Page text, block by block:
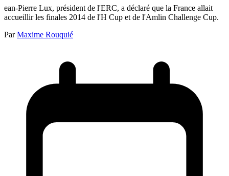
ean-Pierre Lux, président de l'ERC, a déclaré que la France allait
accueillir les finales 2014 de l'H Cup et de l'Amlin Challenge Cup.
Par Maxime Rouquié